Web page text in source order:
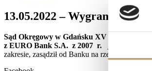
13.05.2022 – Wygrana
Sąd Okręgowy w Gdańsku XV Wydział
z EURO Bank S.A. z 2007 r. jest nieważna
zakresie, zasądził od Banku na rzecz